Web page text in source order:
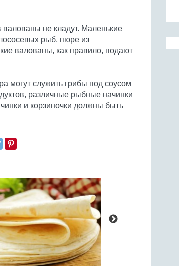
валованы не кладут. Маленькие
рыб, пюре из
валованы, как правило, подают
могут служить грибы под соусом
различные рыбные начинки
и корзиночки должны быть